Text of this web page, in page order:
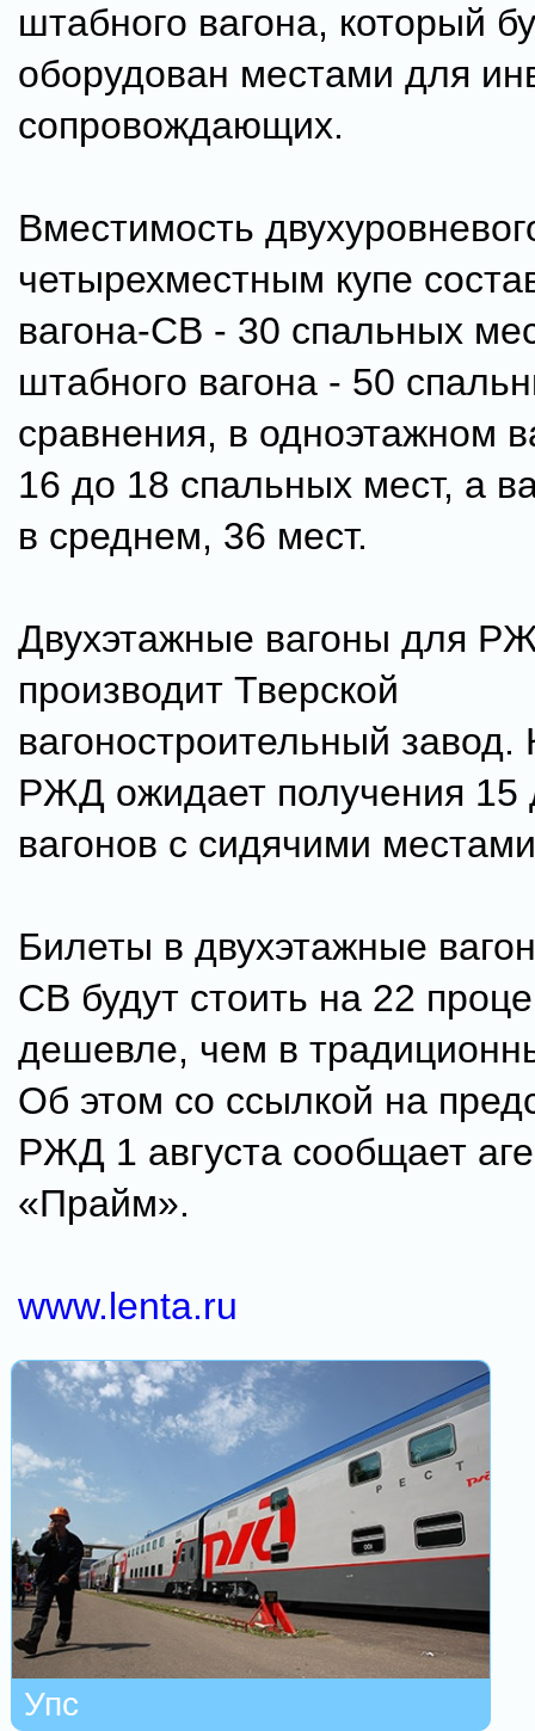
штабного вагона, который
оборудован местами для
сопровождающих.
Вместимость
четырехместным купе
вагона-СВ - 30 спальных
штабного вагона - 50
сравнения, в одноэтажном
16 до 18 спальных мест, а
в среднем, 36 мест.
Двухэтажные вагоны для
производит Тверской
вагоностроительный завод.
РЖД ожидает получения 15
вагонов с сидячими
Билеты в двухэтажные
СВ будут стоить на 22
дешевле, чем в
Об этом со ссылкой на
РЖД 1 августа сообщает
«Прайм».
www.lenta.ru
Упс